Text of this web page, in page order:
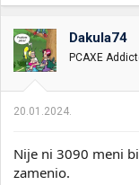
Dakula74
PCAXE
20.01.2024.
Nije ni 3090 meni
zamenio.